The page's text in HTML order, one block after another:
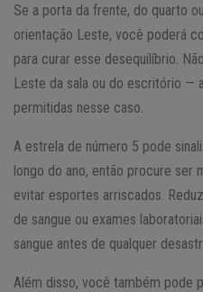
Se a porta da frente, do quarto
orientação Leste, você poderá
para curar esse desequilíbrio.
Leste da sala ou do escritório —
permitidas nesse caso.
A estrela de número 5 pode
longo do ano, então procure ser
evitar esportes arriscados.
de sangue ou exames
sangue antes de qualquer
Além disso, você também pode